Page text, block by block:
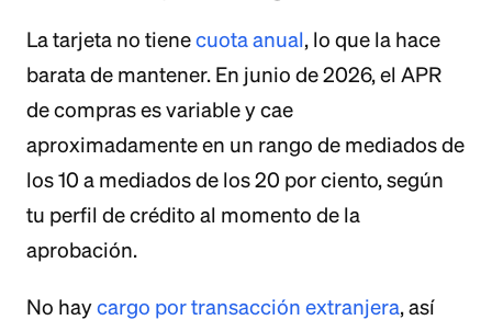
La tarjeta no tienecuota anual, lo que la hace
barata de mantener. En junio de 2026, el APR
de compras es variable y cae
aproximadamente en un rango de mediados de
los 10 a mediados de los 20 por ciento, según
tu perfil de crédito al momento de la
aprobación.
No haycargo por transacción extranjera, así